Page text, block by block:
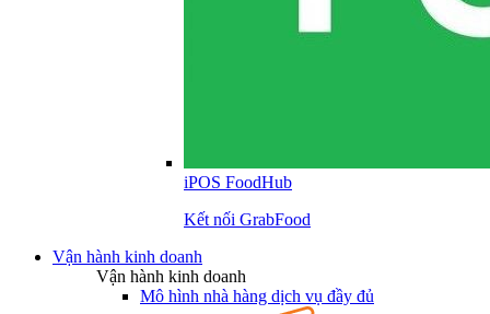
iPOS FoodHub
Kết nối GrabFood
Vận hành kinh doanh
Vận hành kinh doanh
Mô hình nhà hàng dịch vụ đầy đủ